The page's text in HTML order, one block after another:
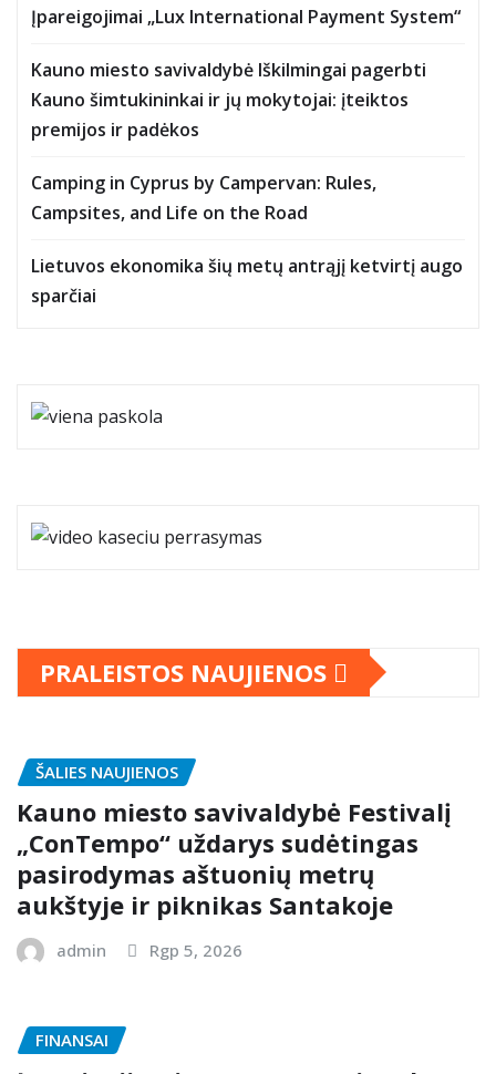
Įpareigojimai „Lux International Payment System“
Kauno miesto savivaldybė Iškilmingai pagerbti
Kauno šimtukininkai ir jų mokytojai: įteiktos
premijos ir padėkos
Camping in Cyprus by Campervan: Rules,
Campsites, and Life on the Road
Lietuvos ekonomika šių metų antrąjį ketvirtį augo
sparčiai
PRALEISTOS NAUJIENOS
ŠALIES NAUJIENOS
Kauno miesto savivaldybė Festivalį
„ConTempo“ uždarys sudėtingas
pasirodymas aštuonių metrų
aukštyje ir piknikas Santakoje
admin Rgp 5, 2026
FINANSAI